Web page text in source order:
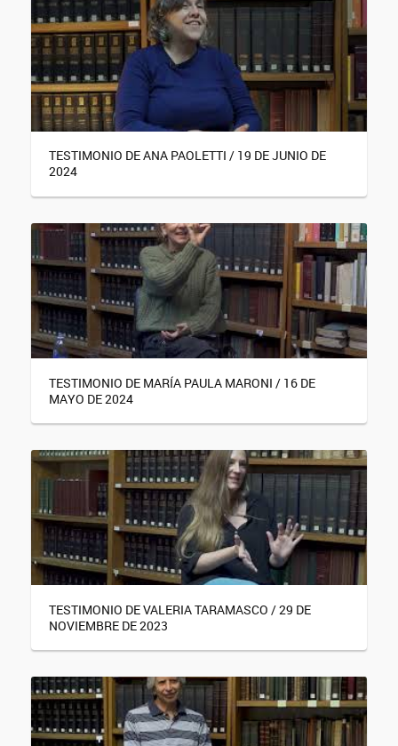
TESTIMONIO DE ANA PAOLETTI / 19 DE JUNIO DE
2024
TESTIMONIO DE MARÍA PAULA MARONI / 16 DE
MAYO DE 2024
TESTIMONIO DE VALERIA TARAMASCO / 29 DE
NOVIEMBRE DE 2023